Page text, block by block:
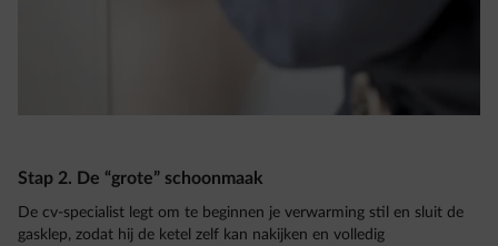
Stap 2. De “grote” schoonmaak
De cv-specialist legt om te beginnen je verwarming stil en sluit de
gasklep, zodat hij de ketel zelf kan nakijken en volledig